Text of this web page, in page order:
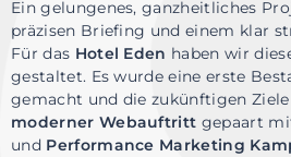
Ein gelungenes, ganzheitliches
präzisen Briefing und einem klar
Für das Hotel Eden haben wir
gestaltet. Es wurde eine erste
gemacht und die zukünftigen
moderner Webauftritt gepaart
und Performance Marketing